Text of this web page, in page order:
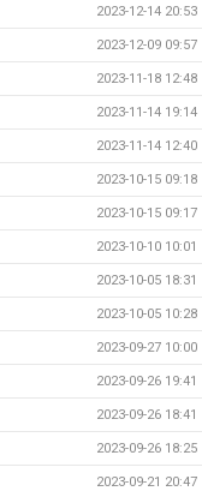
2023-12-14 20:53
2023-12-09 09:57
2023-11-18 12:48
2023-11-14 19:14
2023-11-14 12:40
2023-10-15 09:18
2023-10-15 09:17
2023-10-10 10:01
2023-10-05 18:31
2023-10-05 10:28
2023-09-27 10:00
2023-09-26 19:41
2023-09-26 18:41
2023-09-26 18:25
2023-09-21 20:47